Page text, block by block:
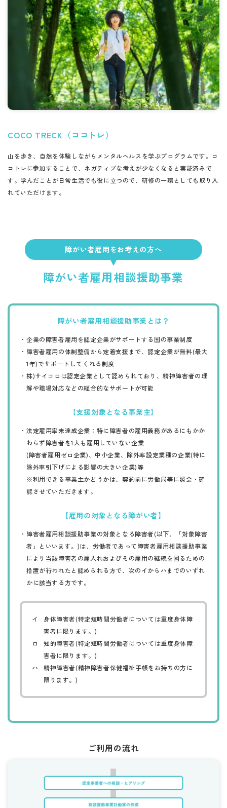
COCO TRECK（ココトレ）
山を歩き、自然を体験しながらメンタルヘルスを学ぶプログラムです。コ
コトレに参加することで、ネガティブな考えが少なくなると実証済みで
す。学んだことが日常生活でも役に立つので、研修の一環としても取り入
れていただけます。
障がい者雇用をお考えの方へ
障がい者雇用相談援助事業
障がい者雇用相談援助事業とは？
・ 企業の障害者雇用を認定企業がサポートする国の事業制度
・ 障害者雇用の体制整備から定着支援まで、認定企業が無料(最大
1年)でサポートしてくれる制度
・ 株)サイコロは認定企業として認められており、精神障害者の理
解や職場対応などの総合的なサポートが可能
【支援対象となる事業主】
・ 法定雇用率未達成企業：特に障害者の雇用義務があるにもかか
わらず障害者を1人も雇用していない企業
(障害者雇用ゼロ企業)、中小企業、除外率設定業種の企業(特に
除外率引下げによる影響の大きい企業)等
​​​​​​​※利用できる事業主かどうかは、契約前に労働局等に照会・確
認させていただきます。
【雇用の対象となる障がい者】
・ 障害者雇用相談援助事業の対象となる障害者(以下、「対象障害
者」といいます。)は、労働者であって障害者雇用相談援助事業
により当該障害者の雇入れおよびその雇用の継続を図るための
措置が行われたと認められる方で、次のイからハまでのいずれ
かに該当する方です。
イ 身体障害者(特定短時間労働者については重度身体障
害者に限ります。)
ロ 知的障害者(特定短時間労働者については重度身体障
害者に限ります。)
ハ 精神障害者(精神障害者保健福祉手帳をお持ちの方に
限ります。)
ご利用の流れ